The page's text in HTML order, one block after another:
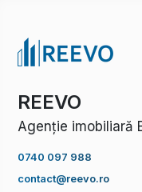
REEVO
Agenție imobiliară
0740 097 988
contact@reevo.ro